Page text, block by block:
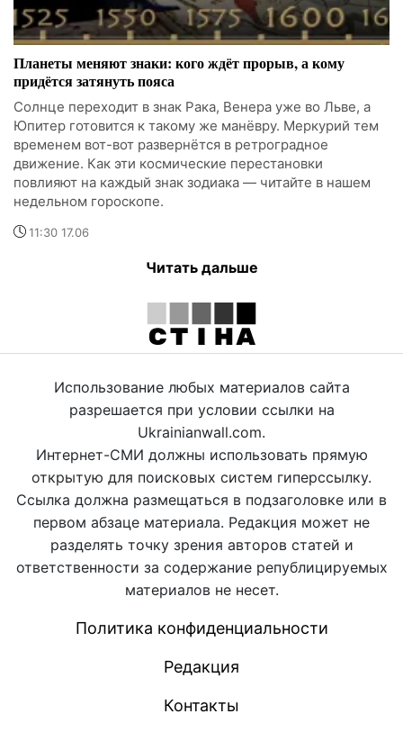
Планеты меняют знаки: кого ждёт прорыв, а кому
придётся затянуть пояса
Солнце переходит в знак Рака, Венера уже во Льве, а
Юпитер готовится к такому же манёвру. Меркурий тем
временем вот-вот развернётся в ретроградное
движение. Как эти космические перестановки
повлияют на каждый знак зодиака — читайте в нашем
недельном гороскопе.
11:30 17.06
Читать дальше
Использование любых материалов сайта
разрешается при условии ссылки на
Ukrainianwall.com.
Интернет-СМИ должны использовать прямую
открытую для поисковых систем гиперссылку.
Ссылка должна размещаться в подзаголовке или в
первом абзаце материала. Редакция может не
разделять точку зрения авторов статей и
ответственности за содержание републицируемых
материалов не несет.
Политика конфиденциальности
Редакция
Контакты